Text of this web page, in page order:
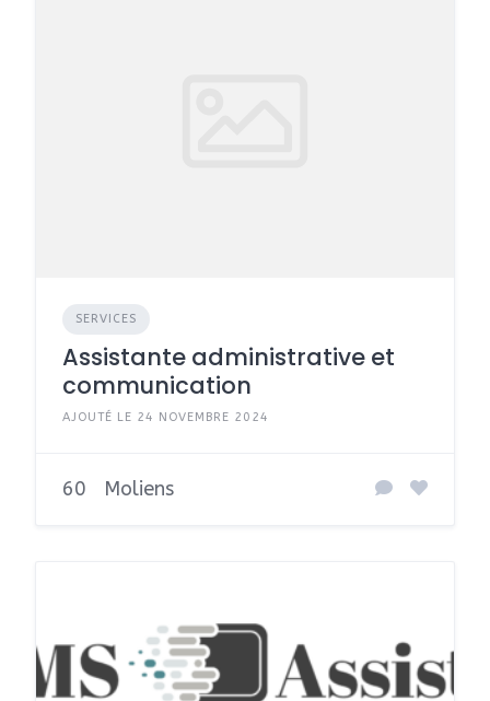
SERVICES
Assistante administrative et
communication
AJOUTÉ LE 24 NOVEMBRE 2024
60 Moliens